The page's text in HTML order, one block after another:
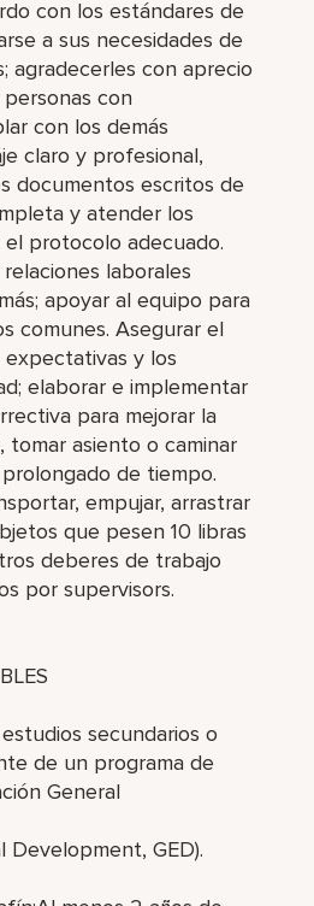
con los estándares de
a sus necesidades de
agradecerles con aprecio
con
con los demás
claro y profesional,
documentos escritos de
y atender los
protocolo adecuado.
laborales
apoyar al equipo para
comunes. Asegurar el
y los
elaborar e implementar
para mejorar la
tomar asiento o caminar
de tiempo.
empujar, arrastrar
que pesen 10 libras
deberes de trabajo
por supervisors.
secundarios o
de un programa de
General
Development, GED).